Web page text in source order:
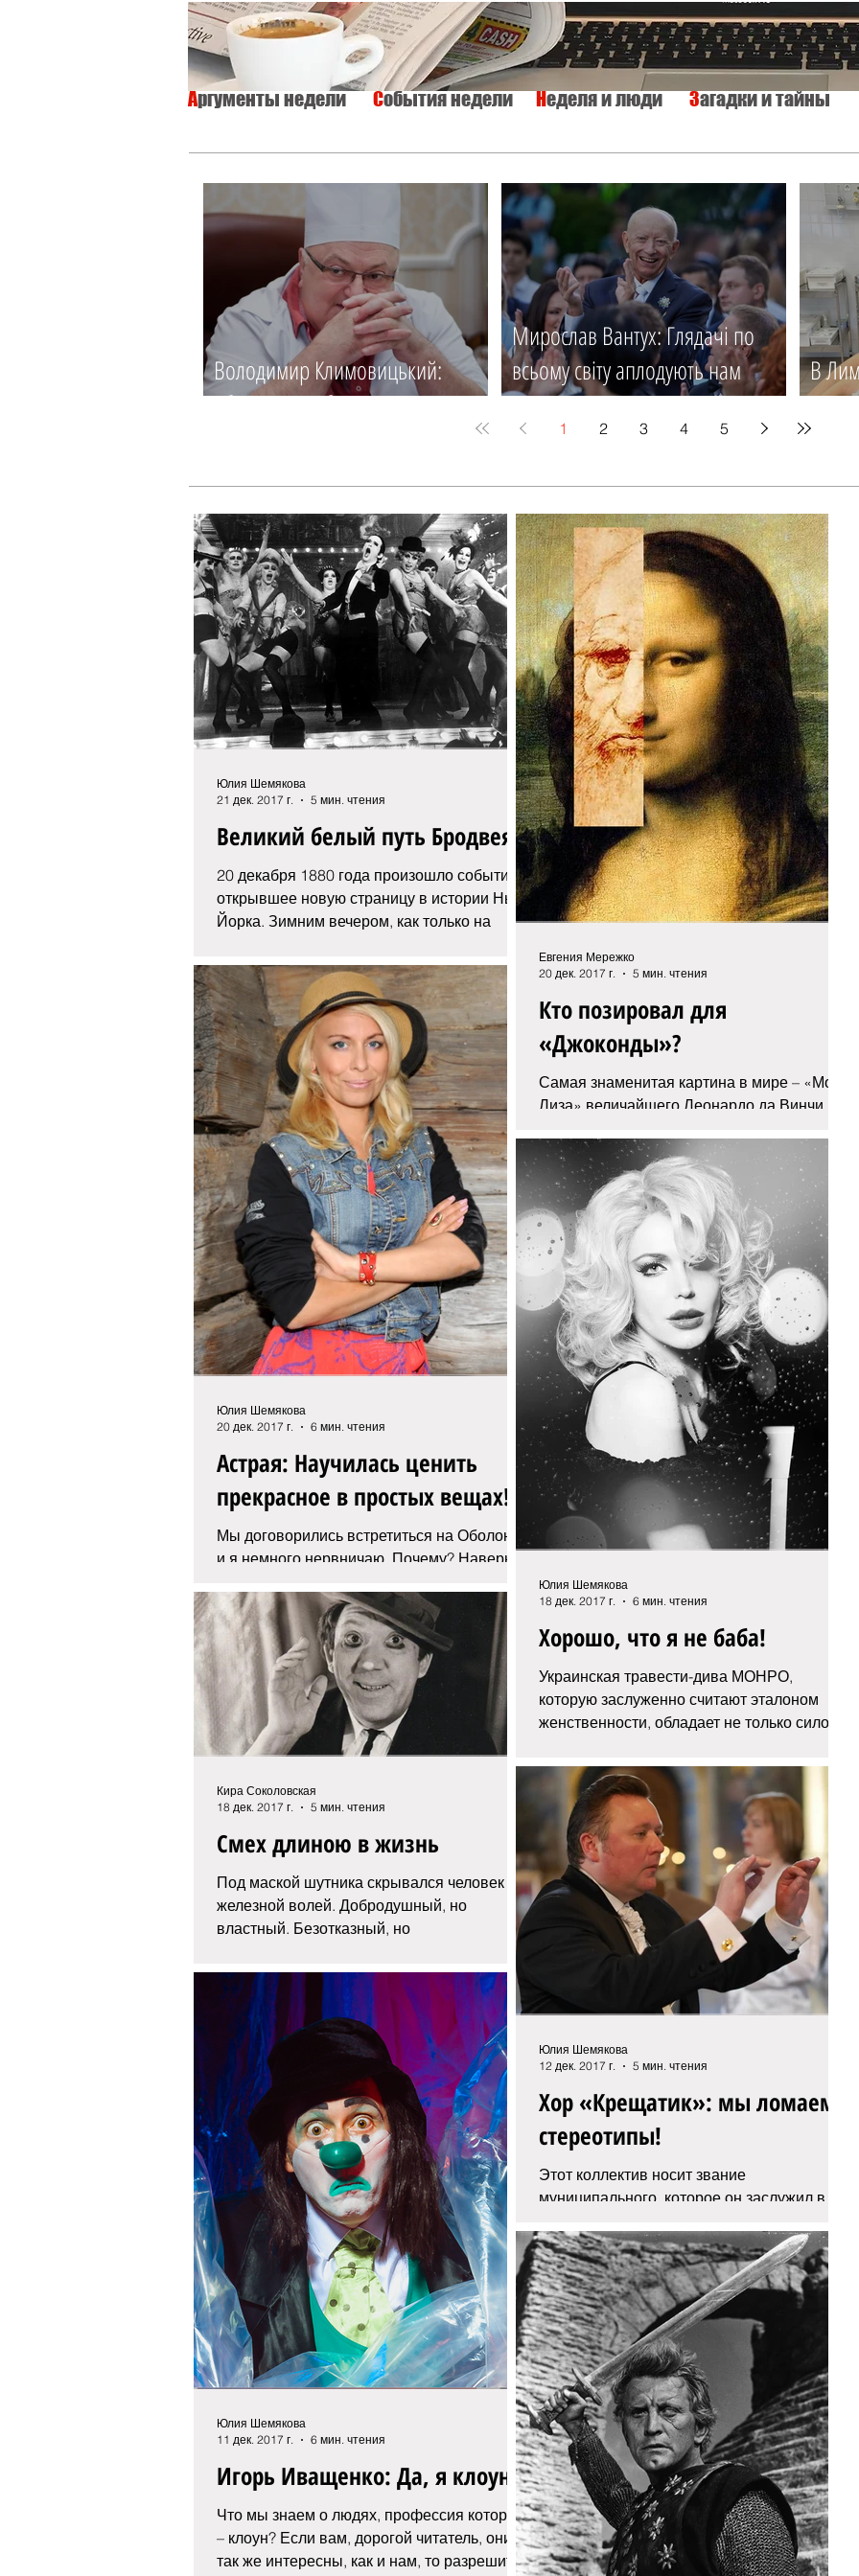
Аргументы неделиСобытия неделиНеделя и людиЗагадки и тайны
Володимир Климовицький:
Зберегти, щоб повернутися
Мирослав Вантух: Глядачі по
всьому світу аплодують нам
стоячи
В
мед.
1 2 3 4 5
Великий белый путь Бродвея
20 декабря 1880 года произошло событие,
открывшее новую страницу в истории Нью-
Йорка. Зимним вечером, как только на
Юлия Шемякова
21 дек. 2017 г.
5 мин. чтения
Кто позировал для
«Джоконды»?
Самая знаменитая картина в мире – «Мона
Лиза» величайшего Леонардо да Винчи,
покоя любителям и...
Евгения Мережко
20 дек. 2017 г.
5 мин. чтения
Астрая: Научилась ценить
прекрасное в простых вещах!
Мы договорились встретиться на Оболони,
и я немного нервничаю. Почему? Наверное
украинской...
Юлия Шемякова
20 дек. 2017 г.
6 мин. чтения
Хорошо, что я не баба!
Украинская травести-дива МОНРО,
которую заслуженно считают эталоном
женственности, обладает не только силой
Юлия Шемякова
18 дек. 2017 г.
6 мин. чтения
Смех длиною в жизнь
Под маской шутника скрывался человек с
железной волей. Добродушный, но
властный. Безотказный, но
Кира Соколовская
18 дек. 2017 г.
5 мин. чтения
Хор «Крещатик»: мы ломаем
стереотипы!
Этот коллектив носит звание
муниципального, которое он заслужил в
камерный хор, гордость не только...
Юлия Шемякова
12 дек. 2017 г.
5 мин. чтения
Игорь Иващенко: Да, я клоун!
Что мы знаем о людях, профессия которых
– клоун? Если вам, дорогой читатель, они
так же интересны, как и нам, то разрешите
Юлия Шемякова
11 дек. 2017 г.
6 мин. чтения